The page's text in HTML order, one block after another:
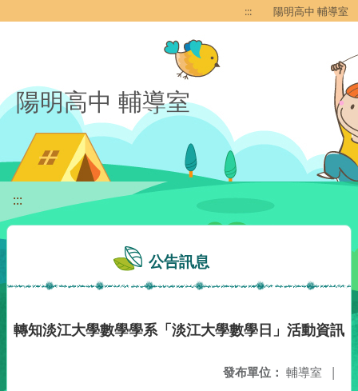
::: 陽明高中 輔導室
陽明高中 輔導室
:::
公告訊息
轉知淡江大學數學學系「淡江大學數學日」活動資訊
發布單位： 輔導室 |